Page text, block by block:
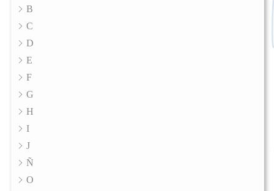
B
C
D
E
F
G
H
I
J
Ñ
O